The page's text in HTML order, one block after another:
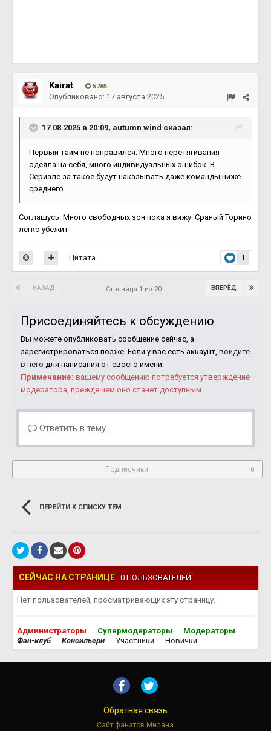
Kairat 5785
Опубликовано: 17 августа 2025
17.08.2025 в 20:09, autumn wind сказал:
Первый тайм не понравился. Много перетягивания
одеяла на себя, много индивидуальных ошибок. В
Сериале за такое будут наказывать даже команды ниже
среднего.
Соглашусь. Много свободных зон пока я вижу. Сраный Торино
легко убежит
1
Цитата
НАЗАД ВПЕРЁД
Страница 1 из 20
Присоединяйтесь к обсуждению
Вы можете опубликовать сообщение сейчас, а
зарегистрироваться позже. Если у вас есть аккаунт, войдите
в него для написания от своего имени.
Примечание: вашему сообщению потребуется утверждение
модератора, прежде чем оно станет доступным.
Ответить в тему...
Подписчики 0
ПЕРЕЙТИ К СПИСКУ ТЕМ
СЕЙЧАС НА СТРАНИЦЕ 0 ПОЛЬЗОВАТЕЛЕЙ
Нет пользователей, просматривающих эту страницу.
Администраторы Супермодераторы
Модераторы
Фан-клуб
Консильери Участники Новички
Обратная связь
Сайт фанатов Милана